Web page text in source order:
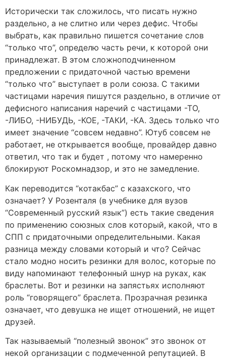
Исторически так сложилось, что писать нужно
раздельно, а не слитно или через дефис. Чтобы
выбрать, как правильно пишется сочетание слов
“только что”, определю часть речи, к которой они
принадлежат. В этом сложноподчиненном
предложении с придаточной частью времени
“только что” выступает в роли союза. С такими
частицами наречия пишутся раздельно, в отличие от
дефисного написания наречий с частицами -ТО,
-ЛИБО, -НИБУДЬ, -КОЕ, -ТАКИ, -КА. Здесь только что
имеет значение “совсем недавно”. Ютуб совсем не
работает, не открывается вообще, провайдер давно
ответил, что так и будет , потому что намеренно
блокируют Роскомнадзор, и это не замедление.
Как переводится “котакбас” с казахского, что
означает? У Розенталя (в учебнике для вузов
“Современный русский язык”) есть такие сведения
по применению союзных слов который, какой, что в
СПП с придаточными определительными. Какая
разница между словами который и что? Сейчас
стало модно носить резинки для волос, которые по
виду напоминают телефонный шнур на руках, как
браслеты. Вот и резинки на запястьях исполняют
роль “говорящего” браслета. Прозрачная резинка
означает, что девушка не ищет отношений, не ищет
друзей.
Так называемый “полезный звонок” это звонок от
некой организации с подмеченной репутацией. В